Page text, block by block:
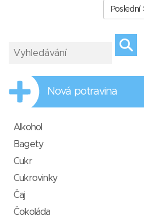
Poslední
Nová potravina
Alkohol
Bagety
Cukr
Cukrovinky
Čaj
Čokoláda